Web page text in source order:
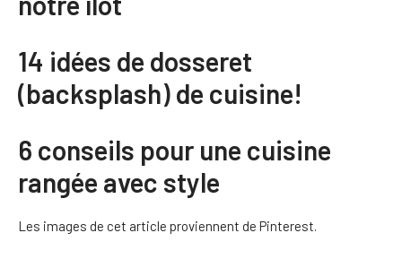
14 idées de dosseret
(backsplash) de cuisine!
6 conseils pour une cuisine
rangée avec style
Les images de cet article proviennent de Pinterest.